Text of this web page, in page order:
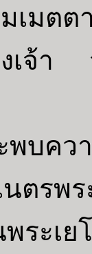
เมตต
เจ้า
พบคว
ตรพ
ระเ